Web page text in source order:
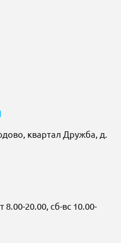
квартал Дружба, д.
20.00, сб-вс 10.00-